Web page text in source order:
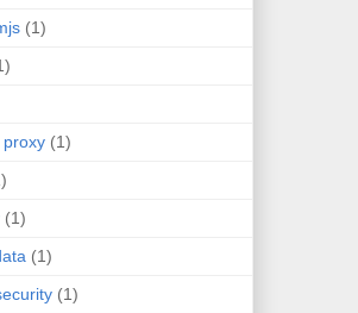
(1)
proxy (1)
(1)
(1)
(1)